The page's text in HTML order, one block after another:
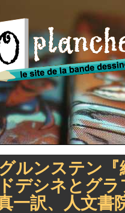
ルンステン
デシネとグラ
一訳、人文書